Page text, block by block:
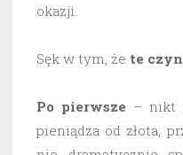
okazji.
Sęk w tym, że te
Po pierwsze – nikt
pieniądza od złota,